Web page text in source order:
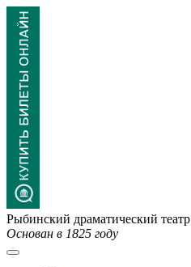
Рыбинский драматический театр
Основан в 1825 году